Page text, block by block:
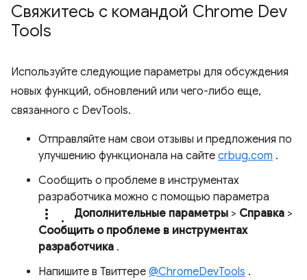
Свяжитесь с командой Chrome Dev
Tools
Используйте следующие параметры для обсуждения
новых функций, обновлений или чего-либо еще,
связанного с DevTools.
Отправляйте нам свои отзывы и предложения по
улучшению функционала на сайте crbug.com .
Сообщить о проблеме в инструментах
разработчика можно с помощью параметра
more_vert. Дополнительные параметры > Справка >
Сообщить о проблеме в инструментах
разработчика .
Напишите в Твиттере @ChromeDevTools .